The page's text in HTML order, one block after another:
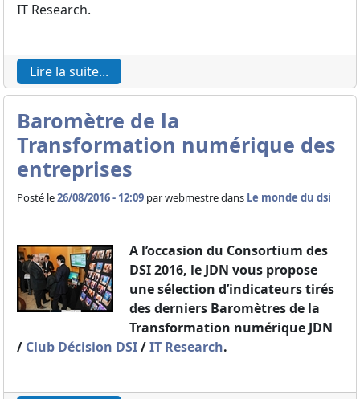
IT Research.
Lire la suite...
Baromètre de la
Transformation numérique des
entreprises
Posté le26/08/2016 - 12:09 parwebmestre dans Le monde du dsi
A l’occasion du Consortium des
DSI 2016, le JDN vous propose
une sélection d’indicateurs tirés
des derniers Baromètres de la
Transformation numérique JDN
/ Club Décision DSI/IT Research.